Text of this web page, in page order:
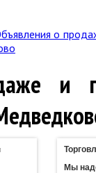
о
и
Мы